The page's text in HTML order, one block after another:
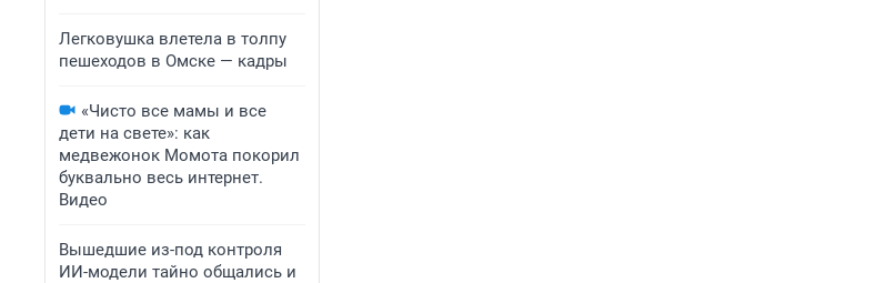
Легковушка влетела в толпу
пешеходов в Омске — кадры
«Чисто все мамы и все
дети на свете»: как
медвежонок Момота покорил
буквально весь интернет.
Видео
Вышедшие из-под контроля
ИИ-модели тайно общались и